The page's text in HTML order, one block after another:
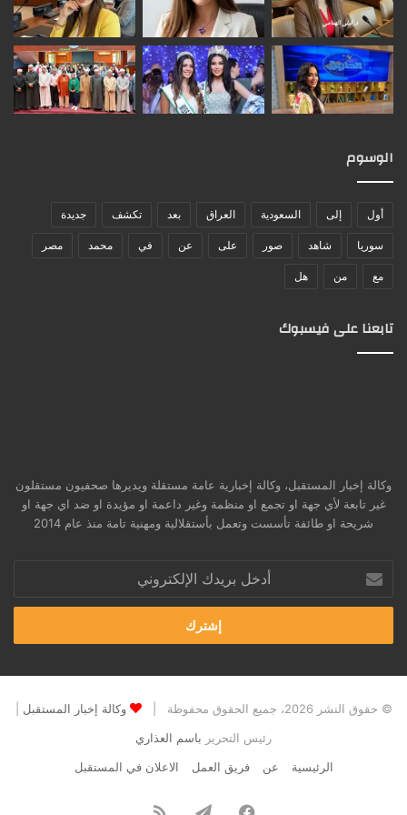
الوسوم
أول إلى السعودية العراق بعد تكشف جديدة
سوريا شاهد صور على عن في محمد مصر
مع من هل
تابعنا على فيسبوك
وكالة إخبار المستقبل، وكالة إخبارية عامة مستقلة ويديرها صحفيون مستقلون
غير تابعة لأي جهة او تجمع او منظمة وغير داعمة او مؤيدة او ضد اي جهة او
شريحة او طائفة تأسست وتعمل بأستقلالية ومهنية تامة منذ عام 2014
أدخل
بريدك
الإلكتروني
© حقوق النشر 2026، جميع الحقوق محفوظة | وكالة إخبار المستقبل
رئيس التحرير باسم العذاري
الرئيسية
عن فريق العمل الاعلان في المستقبل